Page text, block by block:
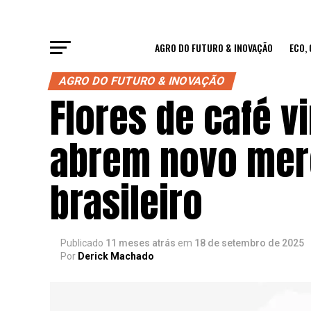
AGRO DO FUTURO & INOVAÇÃO
AGRO DO FUTURO & INOVAÇÃO
Flores de café
abrem novo
brasileiro
Publicado 11 meses atrás em 18 de setembro de 2025
Por Derick Machado